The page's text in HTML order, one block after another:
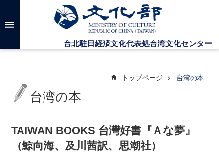
メインのコンテンツブロックにジャンプします
高
検
台
化
トップページ 台湾の本
台湾の本
TAIWAN BOOKS 台灣好書『Ａな夢』
（鯨向海、及川茜訳、思潮社）